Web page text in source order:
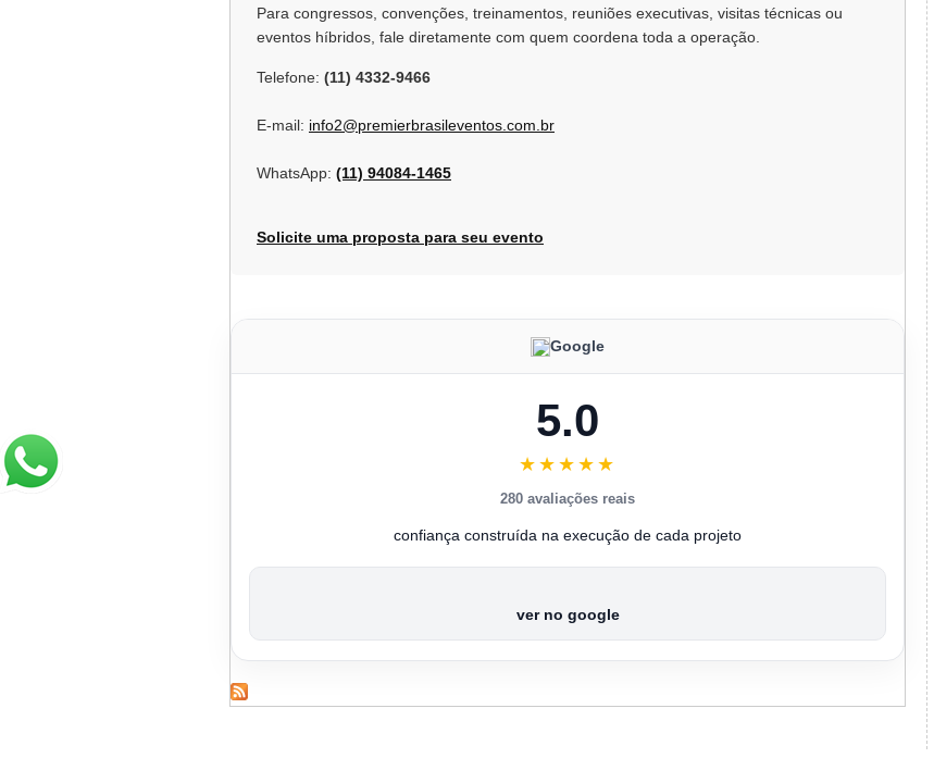
Para congressos, convenções, treinamentos, reuniões executivas, visitas técnicas ou
eventos híbridos, fale diretamente com quem coordena toda a operação.
Telefone: (11) 4332-9466
E-mail: info2@premierbrasileventos.com.br
WhatsApp: (11) 94084-1465
Solicite uma proposta para seu evento
Google
5.0
★★★★★
280 avaliações reais
confiança construída na execução de cada projeto
ver no google